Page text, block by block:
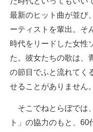
スマホと通信の最新トレ
進化するPCとデバイスの
好きが集まる 比べて選
企業ITのトレンドを詳説
最新のヒット曲が並び
ーティストを輩出。そ
時代をリードした女性
た。彼女たちの歌は、
の節目でふと流れてく
せることがありません。
そこでねとらぼでは
ト」の協力のもと、